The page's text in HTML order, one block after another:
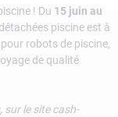
! Du 15 juin au
piscine est à
robots de piscine,
de qualité
sur le site cash-